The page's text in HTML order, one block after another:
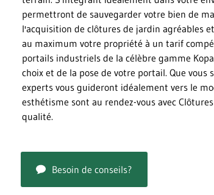
permettront de sauvegarder votre bien de
l'acquisition de clôtures de jardin agréables
au maximum votre propriété à un tarif
portails industriels de la célèbre gamme
choix et de la pose de votre portail. Que
experts vous guideront idéalement vers le
esthétisme sont au rendez-vous avec
qualité.
Besoin de conseils?